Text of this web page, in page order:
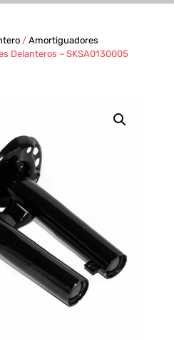
/ Amortiguadores
Delanteros – SKSA0130005